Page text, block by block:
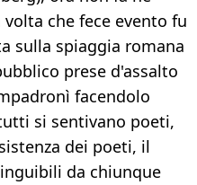
che fece evento fu
sulla spiaggia romana
prese d'assalto
facendolo
si sentivano poeti,
dei poeti, il
da chiunque